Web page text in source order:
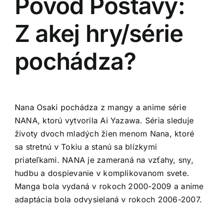
Pôvod Postavy:
Z akej hry/série
pochádza?
Nana Osaki pochádza z mangy a anime série
NANA, ktorú vytvorila Ai Yazawa. Séria sleduje
životy dvoch mladých žien menom Nana, ktoré
sa stretnú v Tokiu a stanú sa blízkymi
priateľkami. NANA je zameraná na vzťahy, sny,
hudbu a dospievanie v komplikovanom svete.
Manga bola vydaná v rokoch 2000-2009 a anime
adaptácia bola odvysielaná v rokoch 2006-2007.